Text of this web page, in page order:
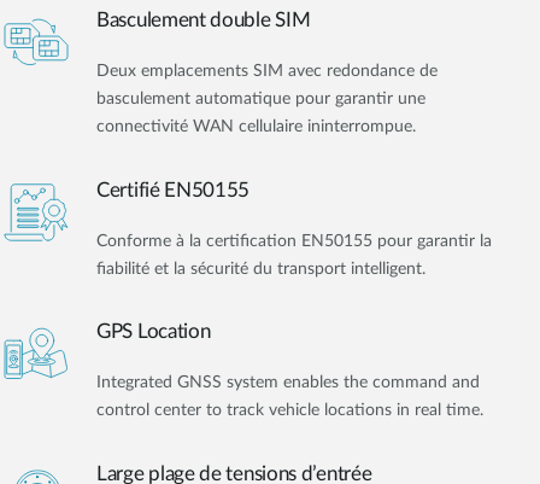
Basculement double SIM
Deux emplacements SIM avec redondance de
basculement automatique pour garantir une
connectivité WAN cellulaire ininterrompue.
Certifié EN50155
Conforme à la certification EN50155 pour garantir la
fiabilité et la sécurité du transport intelligent.
GPS Location
Integrated GNSS system enables the command and
control center to track vehicle locations in real time.
Large plage de tensions d’entrée